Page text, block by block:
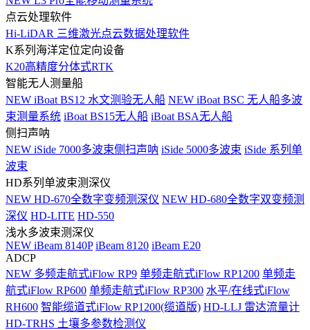
点云处理软件
Hi-LiDAR 三维激光点云数据处理软件
K系列海洋定位定向设备
K20高精度分体式RTK
智能无人测量船
NEW iBoat BS12 水文测验无人船 NEW iBoat BSC 无人船多波
束测量系统 iBoat BS15无人船 iBoat BSA无人船
侧扫声呐
NEW iSide 7000多波束侧扫声呐 iSide 5000多波束 iSide 系列单
波束
HD系列单波束测深仪
NEW HD-670全数字变频测深仪 NEW HD-680全数字双变频测
深仪 HD-LITE HD-550
浅水多波束测深仪
NEW iBeam 8140P iBeam 8120 iBeam E20
ADCP
NEW 多频走航式iFlow RP9 单频走航式iFlow RP1200 单频走
航式iFlow RP600 单频走航式iFlow RP300 水平/在线式iFlow
RH600 智能缆道式iFlow RP1200(缆道版) HD-LLJ 雷达流量计
HD-TRHS 土壤多参数检测仪